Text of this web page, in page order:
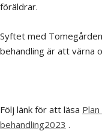
föräldrar.
Syftet med
behandling är att värna
Följ länk för att läsa
behandling2023 .